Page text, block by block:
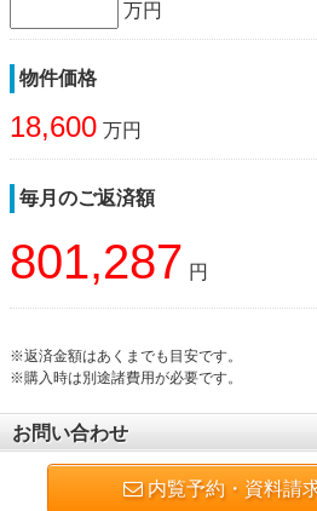
万円
物件価格
18,600 万円
毎月のご返済額
801,287 円
※返済金額はあくまでも目安です。
※購入時は別途諸費用が必要です。
お問い合わせ
内覧予約・資料請